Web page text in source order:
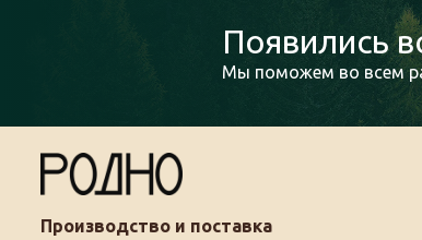
Появились
Мы поможем во всем
Производство и поставка